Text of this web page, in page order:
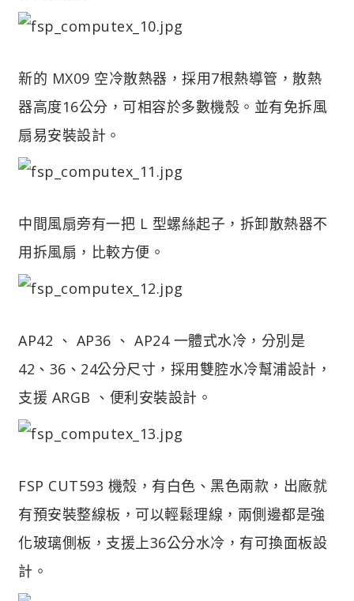
新的 MX09 空冷散熱器，採用7根熱導管，散熱
器高度16公分，可相容於多數機殼。並有免拆風
扇易安裝設計。
中間風扇旁有一把 L 型螺絲起子，拆卸散熱器不
用拆風扇，比較方便。
AP42 、 AP36 、 AP24 一體式水冷，分別是
42、36、24公分尺寸，採用雙腔水冷幫浦設計，
支援 ARGB 、便利安裝設計。
FSP CUT593 機殼，有白色、黑色兩款，出廠就
有預安裝整線板，可以輕鬆理線，兩側邊都是強
化玻璃側板，支援上36公分水冷，有可換面板設
計。